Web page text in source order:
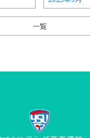
一覧